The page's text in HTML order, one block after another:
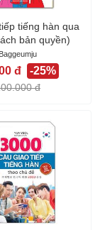
tiếng hàn qua
bản quyền)
Baggeumju
đ -25%
đ